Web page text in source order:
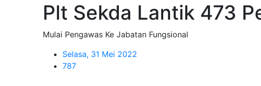
Plt Sekda Lantik 473
Mulai Pengawas Ke Jabatan Fungsional
Selasa, 31 Mei 2022
787